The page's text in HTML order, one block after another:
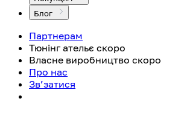
Блог
Партнерам
Тюнінг ательє скоро
Власне виробництво скоро
Про нас
Зв’затися